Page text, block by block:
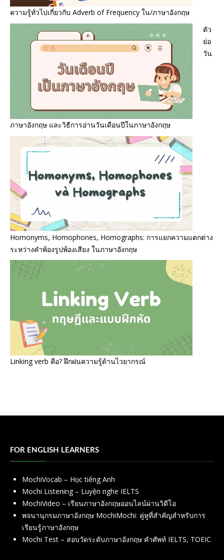
ความรู้ทั่วไปเกี่ยวกับ Adverb of Frequency ใน/ภาษาอังกฤษ
ตัว
ย่อ
วัน
ภาษาอังกฤษ และวิธีการอ่านวันเดือนปีในภาษาอังกฤษ
Homonyms, Homophones, Homographs: การแยกความแตกต่าง
ระหว่างคำพ้องรูปพ้องเสียง ในภาษาอังกฤษ
Linking verb คือ? ฝึกฝนความรู้ด้านไวยากรณ์
FOR ENGLISH LEARNERS
MochiVocab – Học tiếng Anh
Mochi Listening – Luyện nghe IELTS
MochiVideo – เรียนภาษาอังกฤษออนไลน์ผ่านวิดีโอ
พจนานุกรมภาษาอังกฤษ MochiMochi: คู่หูที่สำคัญสำหรับการ
เรียนรู้ภาษาอังกฤษ
Mochi Test – สอบวัดระดับภาษาอังกฤษ คำศัพท์ IELTS, TOEIC